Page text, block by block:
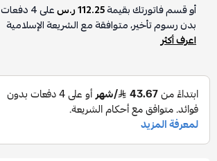
أو قسم فاتورتك بقيمة112.25 ر.س على4دفعات
بدون رسوم تأخير، متوافقة مع الشريعة الإسلامية
اعرف أكثر